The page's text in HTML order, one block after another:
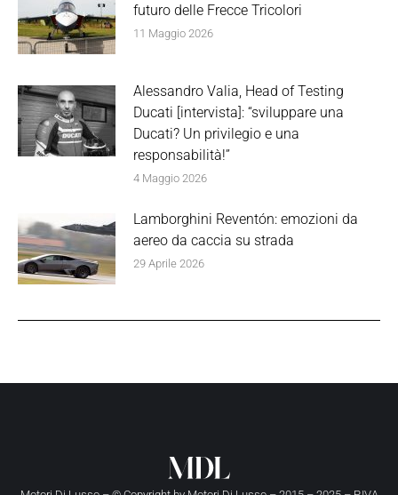
futuro delle Frecce Tricolori
11 Maggio 2026
Alessandro Valia, Head of Testing
Ducati [intervista]: “sviluppare una
Ducati? Un privilegio e una
responsabilità!”
4 Maggio 2026
Lamborghini Reventón: emozioni da
aereo da caccia su strada
29 Aprile 2026